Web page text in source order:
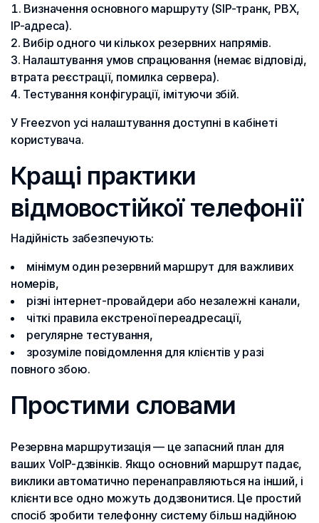
Визначення основного маршруту (SIP-транк, PBX,
IP-адреса).
Вибір одного чи кількох резервних напрямів.
Налаштування умов спрацювання (немає відповіді,
втрата реєстрації, помилка сервера).
Тестування конфігурації, імітуючи збій.
У Freezvon усі налаштування доступні в кабінеті
користувача.
Кращі практики
відмовостійкої телефонії
Надійність забезпечують:
мінімум один резервний маршрут для важливих
номерів,
різні інтернет-провайдери або незалежні канали,
чіткі правила екстреної переадресації,
регулярне тестування,
зрозуміле повідомлення для клієнтів у разі
повного збою.
Простими словами
Резервна маршрутизація — це запасний план для
ваших VoIP-дзвінків. Якщо основний маршрут падає,
виклики автоматично перенаправляються на інший, і
клієнти все одно можуть додзвонитися. Це простий
спосіб зробити телефонну систему більш надійною